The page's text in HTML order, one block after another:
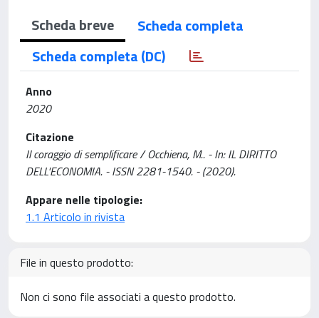
Scheda breve
Scheda completa
Scheda completa (DC)
Anno
2020
Citazione
Il coraggio di semplificare / Occhiena, M.. - In: IL DIRITTO
DELL'ECONOMIA. - ISSN 2281-1540. - (2020).
Appare nelle tipologie:
1.1 Articolo in rivista
File in questo prodotto:
Non ci sono file associati a questo prodotto.